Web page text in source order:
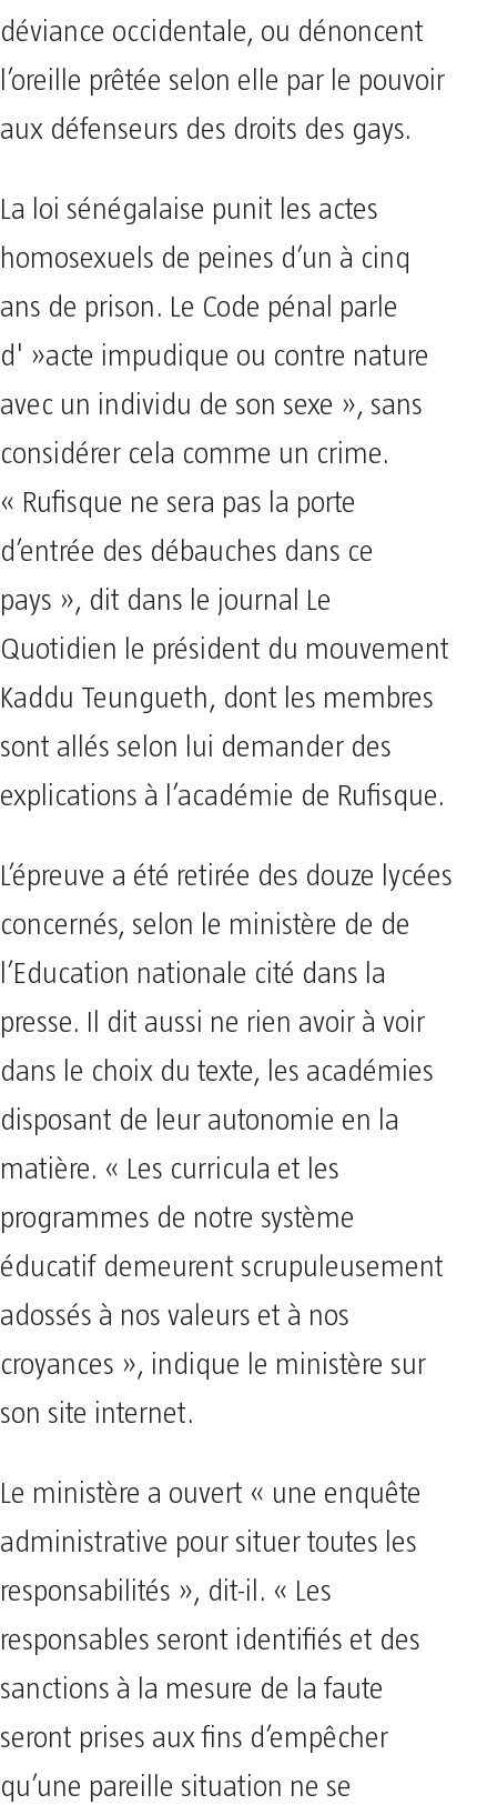
déviance occidentale, ou dénoncent
l’oreille prêtée selon elle par le pouvoir
aux défenseurs des droits des gays.
La loi sénégalaise punit les actes
homosexuels de peines d’un à cinq
ans de prison. Le Code pénal parle
d' »acte impudique ou contre nature
avec un individu de son sexe », sans
considérer cela comme un crime.
« Rufisque ne sera pas la porte
d’entrée des débauches dans ce
pays », dit dans le journal Le
Quotidien le président du mouvement
Kaddu Teungueth, dont les membres
sont allés selon lui demander des
explications à l’académie de Rufisque.
L’épreuve a été retirée des douze lycées
concernés, selon le ministère de de
l’Education nationale cité dans la
presse. Il dit aussi ne rien avoir à voir
dans le choix du texte, les académies
disposant de leur autonomie en la
matière. « Les curricula et les
programmes de notre système
éducatif demeurent scrupuleusement
adossés à nos valeurs et à nos
croyances », indique le ministère sur
son site internet.
Le ministère a ouvert « une enquête
administrative pour situer toutes les
responsabilités », dit-il. « Les
responsables seront identifiés et des
sanctions à la mesure de la faute
seront prises aux fins d’empêcher
qu’une pareille situation ne se